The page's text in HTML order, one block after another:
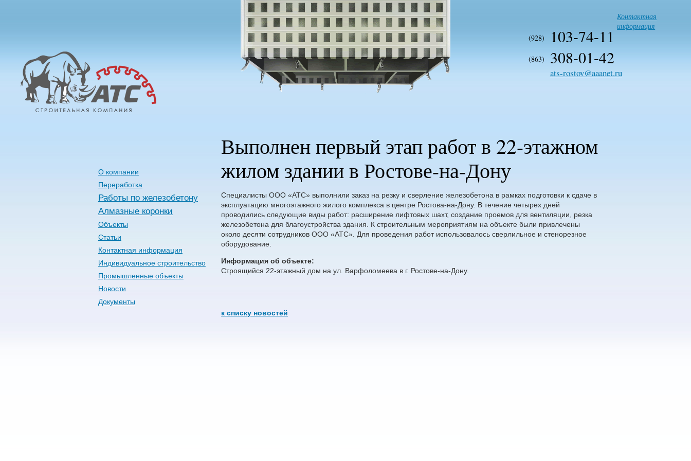
(928) 103-74-11
Контактная
информация
(863) 308-01-42
ats-rostov@aaanet.ru
О компании
Переработка
Работы по железобетону
Алмазные коронки
Объекты
Статьи
Контактная информация
Индивидуальное строительство
Промышленные объекты
Новости
Документы
Выполнен первый этап работ в 22-этажном
жилом здании в Ростове-на-Дону
Специалисты ООО «АТС» выполнили заказ на резку и сверление железобетона в рамках подготовки к сдаче в
эксплуатацию многоэтажного жилого комплекса в центре Ростова-на-Дону. В течение четырех дней
проводились следующие виды работ: расширение лифтовых шахт, создание проемов для вентиляции, резка
железобетона для благоустройства здания. К строительным мероприятиям на объекте были привлечены
около десяти сотрудников ООО «АТС». Для проведения работ использовалось сверлильное и стенорезное
оборудование.
Информация об объекте:
Строящийся 22-этажный дом на ул. Варфоломеева в г. Ростове-на-Дону.
к списку новостей